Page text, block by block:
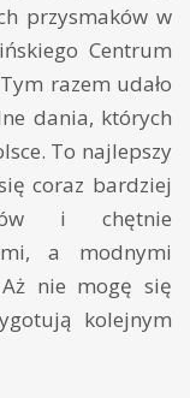
przysmaków w
Centrum
razem udało
dania, których
To najlepszy
coraz bardziej
i chętnie
a modnymi
nie mogę się
kolejnym